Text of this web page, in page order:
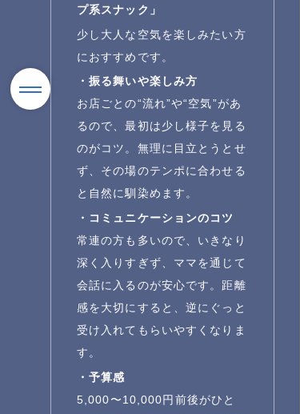
プ系スナック」
少し大人な空気を楽しみたい方
におすすめです。
・振る舞いや楽しみ方
お店ごとの“流れ”や“空気”があ
るので、最初は少し様子を見る
のがコツ。無理に目立とうとせ
ず、その場のテンポに合わせる
と自然に馴染めます。
・コミュニケーションのコツ
常連の方も多いので、いきなり
深く入りすぎず、ママを通じて
会話に入るのが安心です。距離
感を大切にすると、逆にぐっと
受け入れてもらいやすくなりま
す。
・予算感
5,000〜10,000円前後がひと